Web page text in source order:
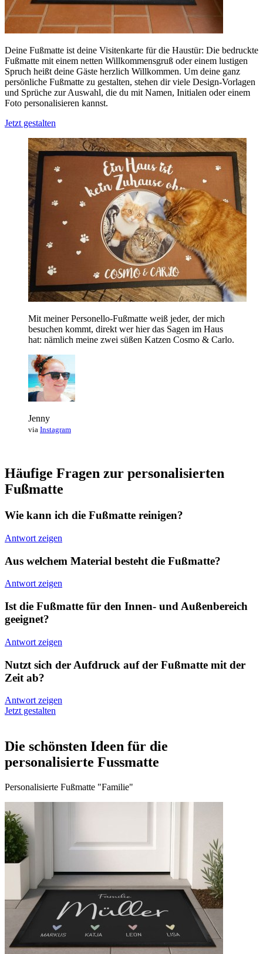
Deine Fußmatte ist deine Visitenkarte für die Haustür: Die bedruckte
Fußmatte mit einem netten Willkommensgruß oder einem lustigen
Spruch heißt deine Gäste herzlich Willkommen. Um deine ganz
persönliche Fußmatte zu gestalten, stehen dir viele Design-Vorlagen
und Sprüche zur Auswahl, die du mit Namen, Initialen oder einem
Foto personalisieren kannst.
Jetzt gestalten
Mit meiner Personello-Fußmatte weiß jeder, der mich
besuchen kommt, direkt wer hier das Sagen im Haus
hat: nämlich meine zwei süßen Katzen Cosmo & Carlo.
Jenny
via Instagram
Häufige Fragen zur personalisierten
Fußmatte
Wie kann ich die Fußmatte reinigen?
Antwort zeigen
Aus welchem Material besteht die Fußmatte?
Antwort zeigen
Ist die Fußmatte für den Innen- und Außenbereich
geeignet?
Antwort zeigen
Nutzt sich der Aufdruck auf der Fußmatte mit der
Zeit ab?
Antwort zeigen
Jetzt gestalten
Die schönsten Ideen für die
personalisierte Fussmatte
Personalisierte Fußmatte "Familie"